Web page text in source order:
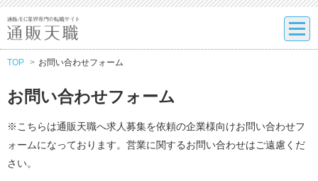
TOP お問い合わせフォーム
お問い合わせフォーム
※こちらは通販天職へ求人募集を依頼の企業様向けお問い合わせフ
ォームになっております。営業に関するお問い合わせはご遠慮くだ
さい。